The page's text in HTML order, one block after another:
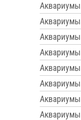
Аквариумы
Аквариумы
Аквариумы
Аквариумы
Аквариумы
Аквариумы
Аквариумы
Аквариумы